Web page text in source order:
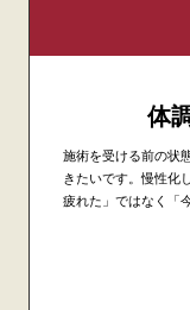
体
施術を受ける前の状
きたいです。慢性化
疲れた」ではなく「